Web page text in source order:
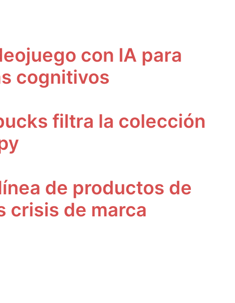
con IA para
cognitivos
filtra la colección
de productos de
crisis de marca